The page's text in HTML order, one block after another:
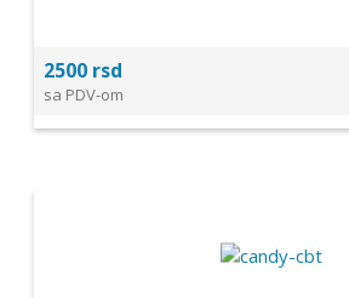
2500 rsd
sa PDV-om